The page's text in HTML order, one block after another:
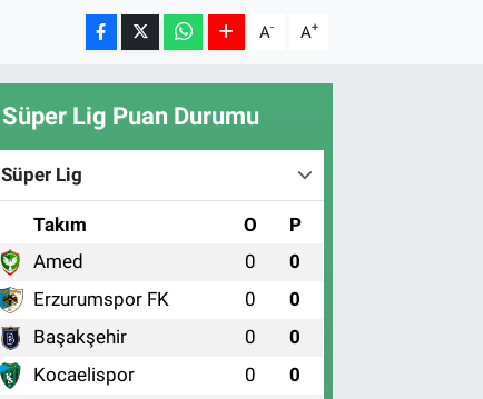
A- A+
Süper Lig Puan Durumu
Süper Lig
Takım O P
Amed 0 0
Erzurumspor FK 0 0
Başakşehir 0 0
Kocaelispor 0 0